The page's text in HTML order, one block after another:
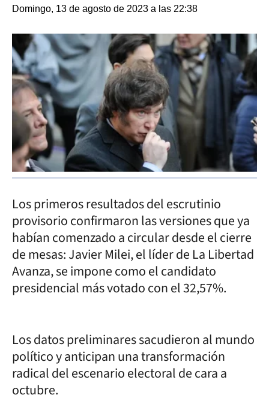
Domingo, 13 de agosto de 2023 a las 22:38
Los primeros resultados del escrutinio
provisorio confirmaron las versiones que ya
habían comenzado a circular desde el cierre
de mesas: Javier Milei, el líder de La Libertad
Avanza, se impone como el candidato
presidencial más votado con el 32,57%.
Los datos preliminares sacudieron al mundo
político y anticipan una transformación
radical del escenario electoral de cara a
octubre.